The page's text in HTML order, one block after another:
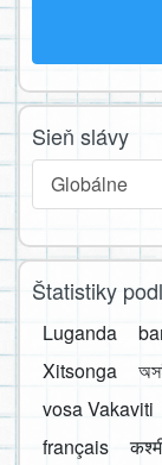
Sieň slávy
Globálne
Štatistiky
Luganda
Xitsonga
vosa Vakaviti
français